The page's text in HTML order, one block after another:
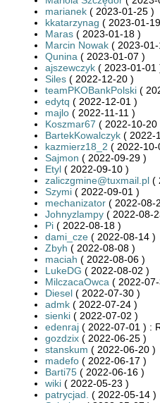
marianek ( 2023-01-25 )
kkatarzynag ( 2023-01-
Maras ( 2023-01-18 )
Marcin Nowak ( 2023-
Qunina ( 2023-01-07 )
ajszewczyk ( 2023-01-01
Siles ( 2022-12-20 )
teamPKOBankPolski (
edytq ( 2022-12-01 )
majlo ( 2022-11-11 )
Koszmar67 ( 2022-10-20
BartekKowalczyk ( 2022-
kazmierz18_2 ( 2022-10-
Sajmon ( 2022-09-29 )
Etyl ( 2022-09-10 )
zaliczgmine@tuxmail.pl (
Szymi ( 2022-09-01 )
mechanizator ( 2022-08-
Johnyzlampy ( 2022-08-
Pi ( 2022-08-18 )
dami_cze ( 2022-08-14 )
Zbyh ( 2022-08-08 )
maciah ( 2022-08-06 )
LukeDG ( 2022-08-02 )
MilczacaOwca ( 2022-
Diesel ( 2022-07-30 )
admk ( 2022-07-24 )
sienki ( 2022-07-02 )
edenraj ( 2022-07-01 ) :
gozdzix ( 2022-06-25 )
stanskum ( 2022-06-20 )
madefo ( 2022-06-17 )
Barti75 ( 2022-06-16 )
wiki ( 2022-05-23 )
patrycjad. ( 2022-05-14 )